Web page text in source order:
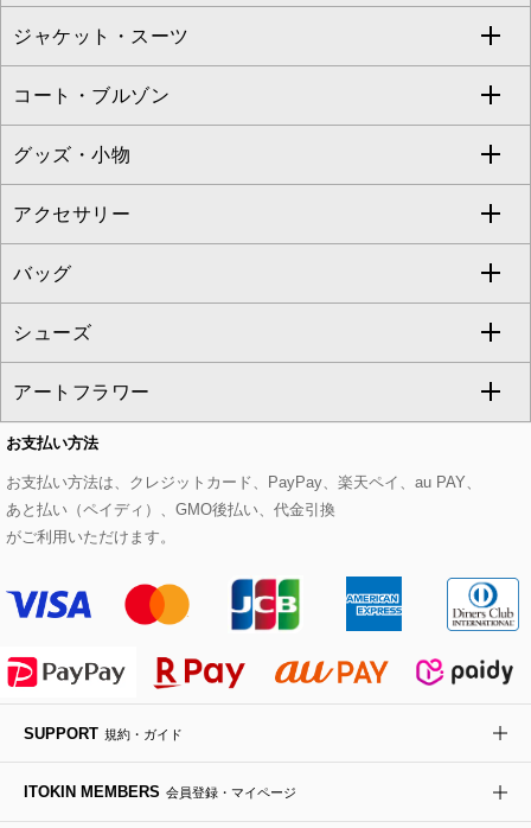
eur3
Maison de CINQ
MK MICHEL KLEIN BAG
HIROKO KOSHINO
ニット・セーター
カーディガン
アンサンブルセット
ベスト・ジレ
パーカー
タンクトップ・キャミソール
スウェット・ジャージー
その他のトップス
ドレス
チュニック
ジャンパースカート
その他のワンピース・ドレス
フルレングスパンツ
クロップド・半端丈パンツ
ガウチョ・ワイドパンツ
ハーフ・ショート丈パンツ
サロペット・オールインワン
その他のパンツ
すべてのスカート
ロング・マキシ丈スカート
ひざ丈スカート
ミモレ丈スカート
ショート・ミニ丈スカート
その他のスカート
ジャケット・スーツ
すべてのジャケット・スーツ
テーラードジャケット
ノーカラージャケット
セットアップ
セットアップジャケット
セットアップパンツ
セットアップスカート
セットアップワンピース
コート・ブルゾン
すべてのコート・ブルゾン
トレンチコート
ピーコート
ダッフルコート
チェスターコート
モッズコート
ステンカラーコート
ライダースジャケット
デニムジャケット
ダウンジャケット・コート
グッズ・小物
すべてのグッズ・小物
マスク
ストール・マフラー・スヌード
ベルト・サスペンダー
帽子
ヘアアクセサリー
ハンカチ・バンダナ
手袋
チャーム・ストラップ
アクセサリー
すべてのアクセサリー
ネックレス
ピアス・イヤリング
ブレスレット・バングル
ブローチ・コサージュ
バッグ
すべてのバッグ
トートバッグ
ショルダーバッグ
ボストンバッグ
バックパック・リュック
ボディバッグ・メッセンジャーバッグ
トラベルバッグ
シューズ
すべてのシューズ
パンプス
スニーカー
フラットシューズ
ローファー
ドレスシューズ
アートフラワー
すべてのアートフラワー
ローズ
カサブランカ・カラー
ラナンキュラス
ポプリアレンジ＆フレグランス
お支払い方法
お支払い方法は、クレジットカード、PayPay、楽天ペイ、au PAY、
あと払い（ペイディ）、GMO後払い、代金引換
がご利用いただけます。
SUPPORT 規約・ガイド
ITOKIN MEMBERS 会員登録・マイページ